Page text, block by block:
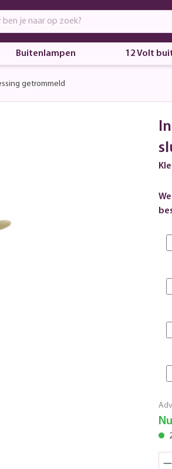
Buitenlampen 12 Volt
getrommeld